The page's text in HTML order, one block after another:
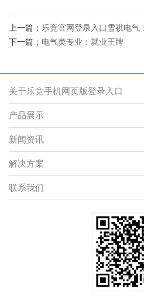
上一篇： 乐竞官网登录入口雪祺电气：策动正在合肥市肥西
下一篇： 电气类专业：就业王牌
关于乐竞手机网页版登录入口
产品展示
新闻资讯
解决方案
联系我们